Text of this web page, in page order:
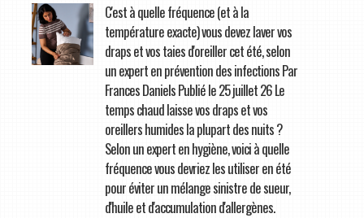
C'est à quelle fréquence (et à la
température exacte) vous devez laver vos
draps et vos taies d'oreiller cet été, selon
un expert en prévention des infections Par
Frances Daniels Publié le 25 juillet 26 Le
temps chaud laisse vos draps et vos
oreillers humides la plupart des nuits ?
Selon un expert en hygiène, voici à quelle
fréquence vous devriez les utiliser en été
pour éviter un mélange sinistre de sueur,
d'huile et d'accumulation d'allergènes.